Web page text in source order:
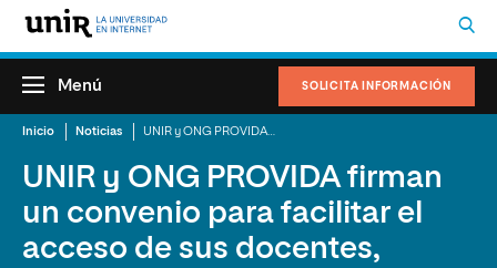
SOLICITA INFORMACIÓN
Menú
Inicio Noticias
UNIR y ONG PROVIDA firman
un convenio para facilitar el
acceso de sus docentes,